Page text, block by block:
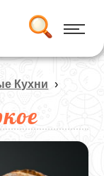
Кухни ›